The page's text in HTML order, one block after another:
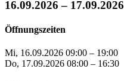
16.09.2026 – 17.09.2026
Öffnungszeiten
Mi, 16.09.2026 09:00 – 19:00
Do, 17.09.2026 08:00 – 16:30